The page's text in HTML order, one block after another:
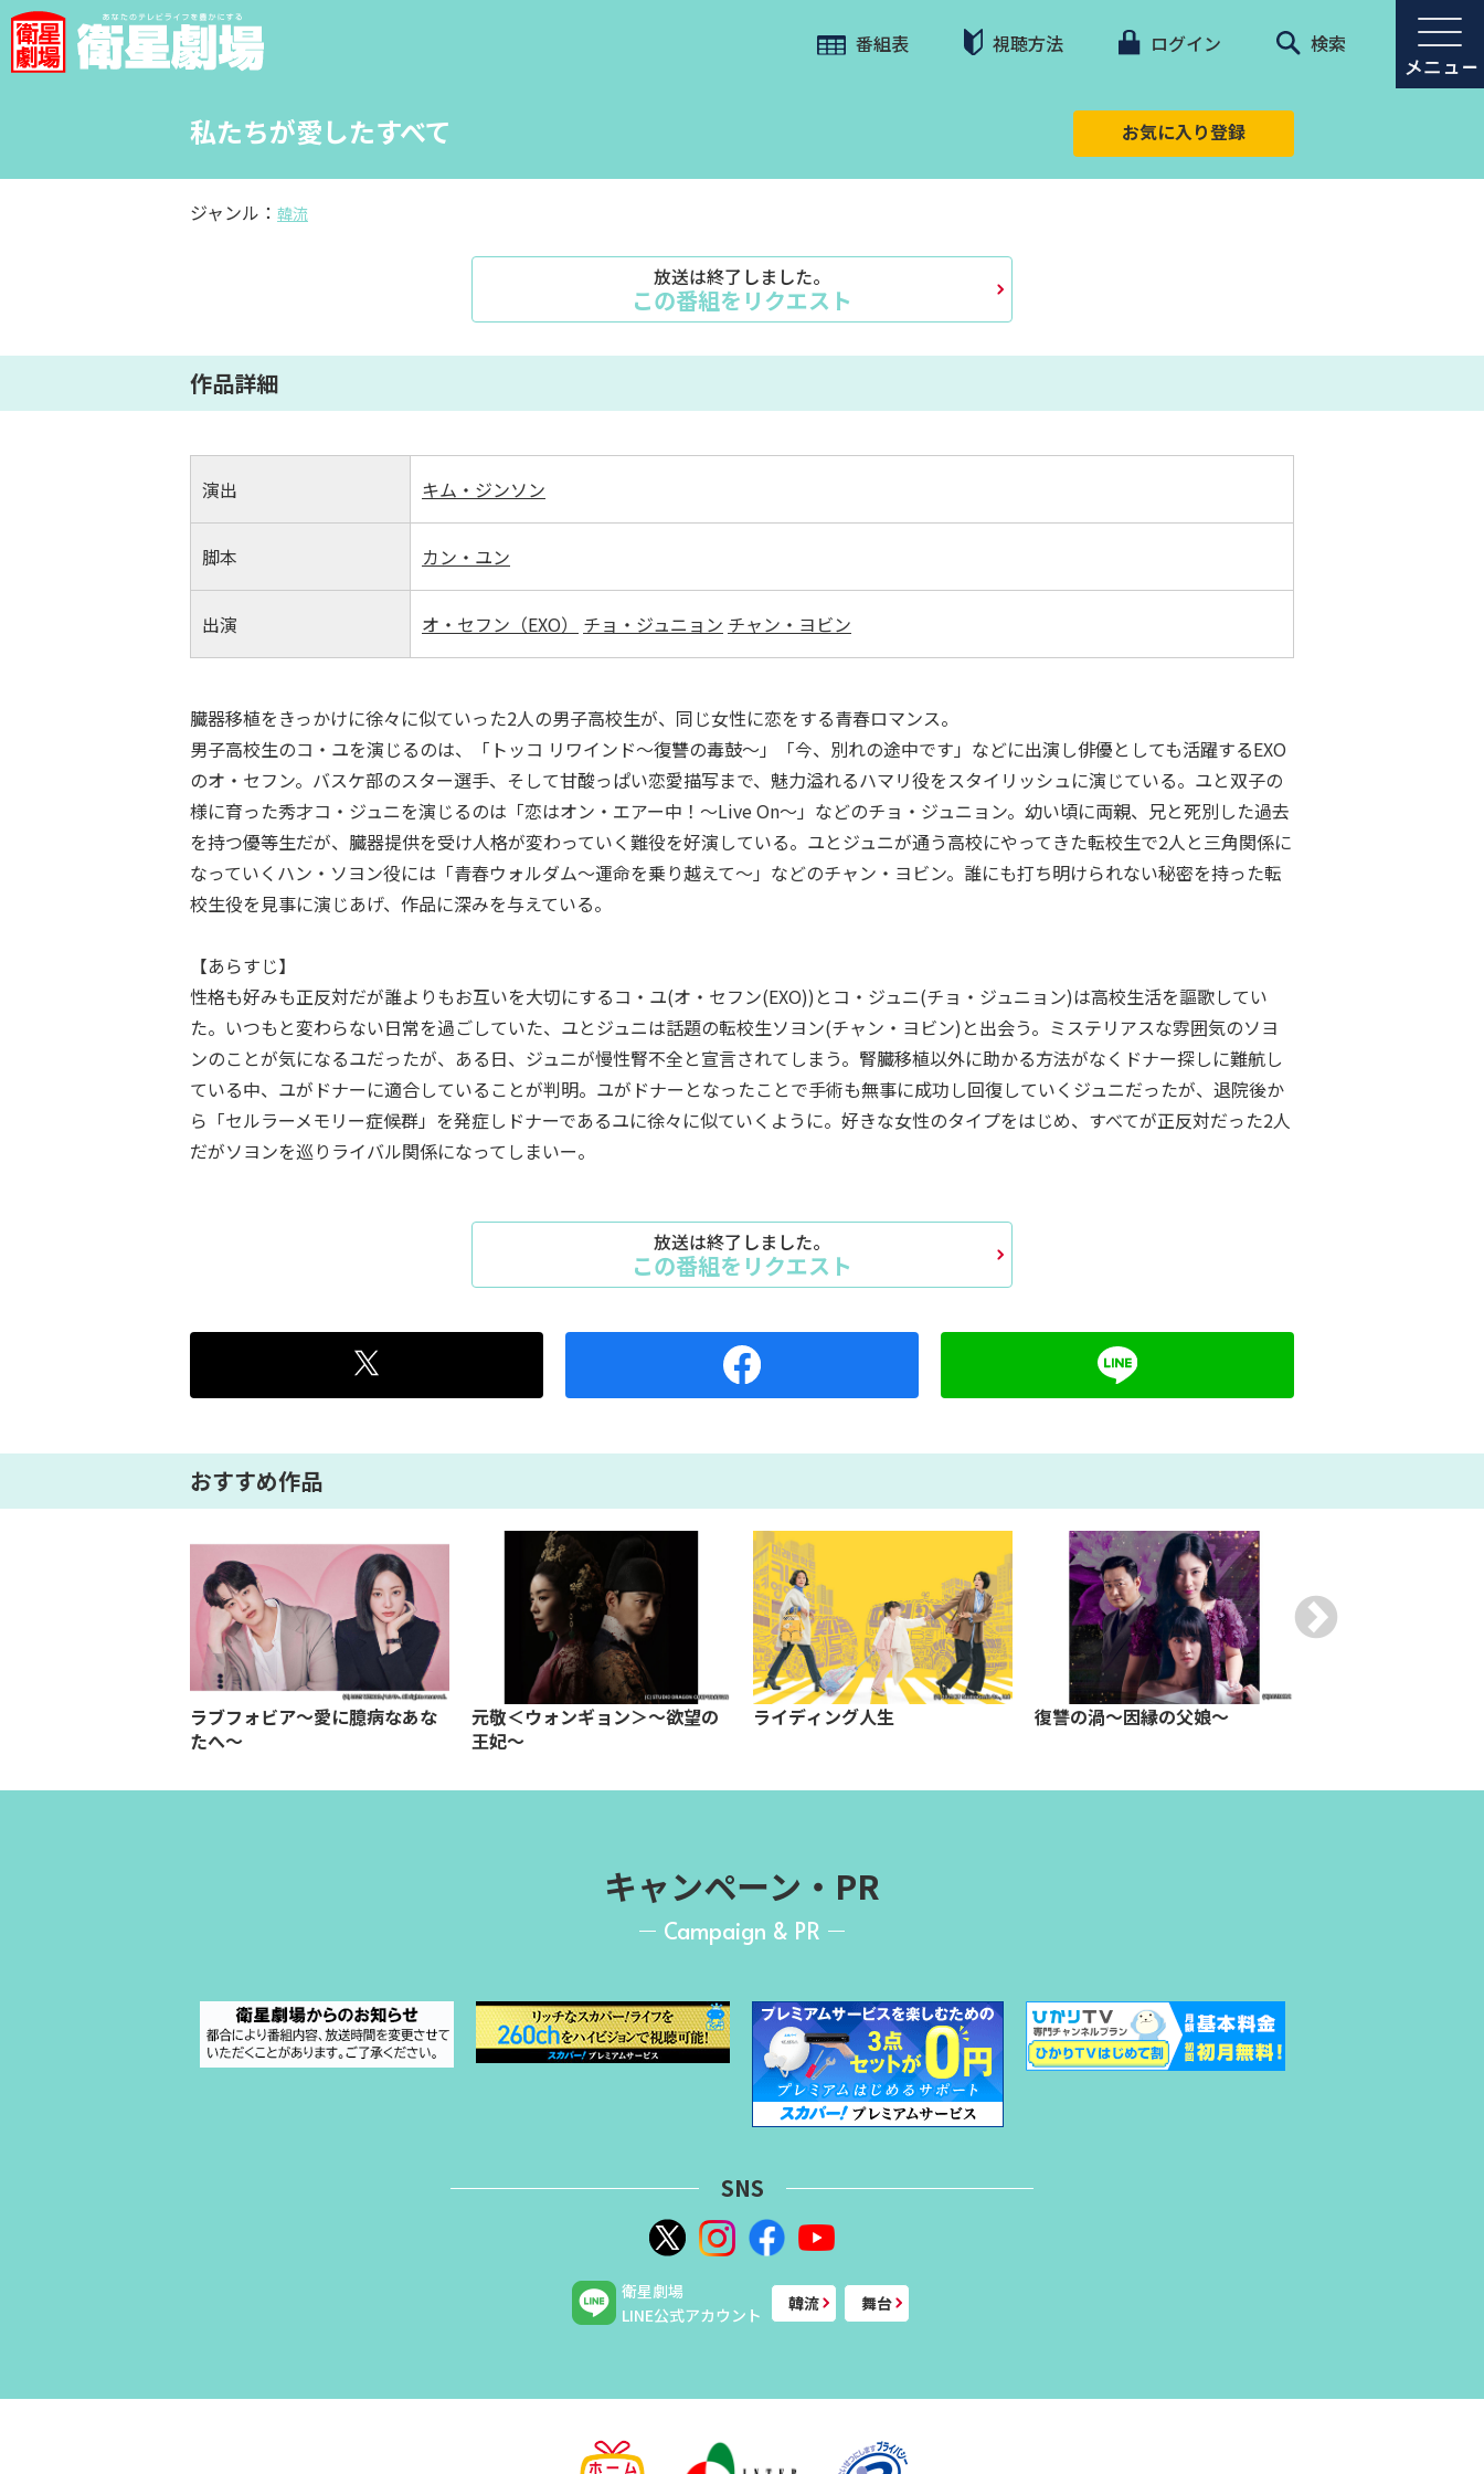
番組表 視聴方法 ログイン 検索
私たちが愛したすべて お気に入り登録
ジャンル： 韓流
放送は終了しました。
この番組をリクエスト
作品詳細
演出 キム・ジンソン
脚本 カン・ユン
出演 オ・セフン（EXO） チョ・ジュニョン チャン・ヨビン
臓器移植をきっかけに徐々に似ていった2人の男子高校生が、同じ女性に恋をする青春ロマンス。
男子高校生のコ・ユを演じるのは、「トッコ リワインド～復讐の毒鼓～」「今、別れの途中です」などに出演し俳優としても活躍するEXO
のオ・セフン。バスケ部のスター選手、そして甘酸っぱい恋愛描写まで、魅力溢れるハマリ役をスタイリッシュに演じている。ユと双子の
様に育った秀才コ・ジュニを演じるのは「恋はオン・エアー中！～Live On～」などのチョ・ジュニョン。幼い頃に両親、兄と死別した過去
を持つ優等生だが、臓器提供を受け人格が変わっていく難役を好演している。ユとジュニが通う高校にやってきた転校生で2人と三角関係に
なっていくハン・ソヨン役には「青春ウォルダム～運命を乗り越えて～」などのチャン・ヨビン。誰にも打ち明けられない秘密を持った転
校生役を見事に演じあげ、作品に深みを与えている。
【あらすじ】
性格も好みも正反対だが誰よりもお互いを大切にするコ・ユ(オ・セフン(EXO))とコ・ジュニ(チョ・ジュニョン)は高校生活を謳歌してい
た。いつもと変わらない日常を過ごしていた、ユとジュニは話題の転校生ソヨン(チャン・ヨビン)と出会う。ミステリアスな雰囲気のソヨ
ンのことが気になるユだったが、ある日、ジュニが慢性腎不全と宣言されてしまう。腎臓移植以外に助かる方法がなくドナー探しに難航し
ている中、ユがドナーに適合していることが判明。ユがドナーとなったことで手術も無事に成功し回復していくジュニだったが、退院後か
ら「セルラーメモリー症候群」を発症しドナーであるユに徐々に似ていくように。好きな女性のタイプをはじめ、すべてが正反対だった2人
だがソヨンを巡りライバル関係になってしまいー。
放送は終了しました。
この番組をリクエスト
おすすめ作品
ラブフォビア～愛に臆病なあな
たへ～
元敬＜ウォンギョン＞～欲望の
王妃～
ライディング人生 復讐の渦～因縁の父娘～
キャンペーン・PR
Campaign & PR
SNS
衛星劇場
LINE公式アカウント
韓流 舞台